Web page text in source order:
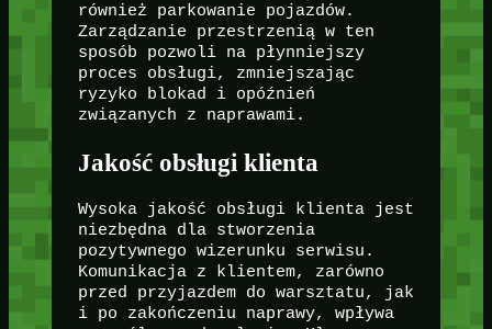
również parkowanie pojazdów.
Zarządzanie przestrzenią w ten
sposób pozwoli na płynniejszy
proces obsługi, zmniejszając
ryzyko blokad i opóźnień
związanych z naprawami.
Jakość obsługi klienta
Wysoka jakość obsługi klienta jest
niezbędna dla stworzenia
pozytywnego wizerunku serwisu.
Komunikacja z klientem, zarówno
przed przyjazdem do warsztatu, jak
i po zakończeniu naprawy, wpływa